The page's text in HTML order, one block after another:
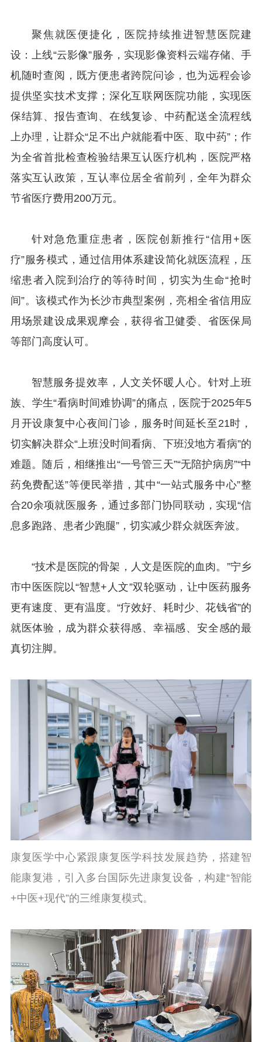
聚焦就医便捷化，医院持续推进智慧医院建
设：上线“云影像”服务，实现影像资料云端存储、手
机随时查阅，既方便患者跨院问诊，也为远程会诊
提供坚实技术支撑；深化互联网医院功能，实现医
保结算、报告查询、在线复诊、中药配送全流程线
上办理，让群众“足不出户就能看中医、取中药”；作
为全省首批检查检验结果互认医疗机构，医院严格
落实互认政策，互认率位居全省前列，全年为群众
节省医疗费用200万元。
针对急危重症患者，医院创新推行“信用+医
疗”服务模式，通过信用体系建设简化就医流程，压
缩患者入院到治疗的等待时间，切实为生命“抢时
间”。该模式作为长沙市典型案例，亮相全省信用应
用场景建设成果观摩会，获得省卫健委、省医保局
等部门高度认可。
智慧服务提效率，人文关怀暖人心。针对上班
族、学生“看病时间难协调”的痛点，医院于2025年5
月开设康复中心夜间门诊，服务时间延长至21时，
切实解决群众“上班没时间看病、下班没地方看病”的
难题。随后，相继推出“一号管三天”“无陪护病房”“中
药免费配送”等便民举措，其中“一站式服务中心”整
合20余项就医服务，通过多部门协同联动，实现“信
息多跑路、患者少跑腿”，切实减少群众就医奔波。
“技术是医院的骨架，人文是医院的血肉。”宁乡
市中医医院以“智慧+人文”双轮驱动，让中医药服务
更有速度、更有温度。“疗效好、耗时少、花钱省”的
就医体验，成为群众获得感、幸福感、安全感的最
真切注脚。
康复医学中心紧跟康复医学科技发展趋势，搭建智
能康复港，引入多台国际先进康复设备，构建“智能
+中医+现代”的三维康复模式。